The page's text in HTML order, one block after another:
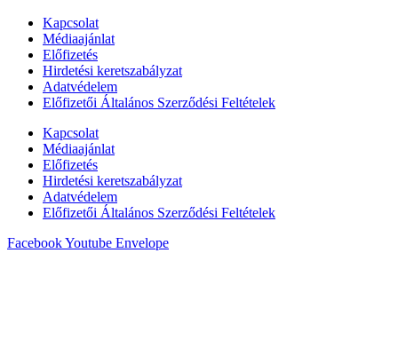
Kapcsolat
Médiaajánlat
Előfizetés
Hirdetési keretszabályzat
Adatvédelem
Előfizetői Általános Szerződési Feltételek
Kapcsolat
Médiaajánlat
Előfizetés
Hirdetési keretszabályzat
Adatvédelem
Előfizetői Általános Szerződési Feltételek
FacebookYoutube Envelope